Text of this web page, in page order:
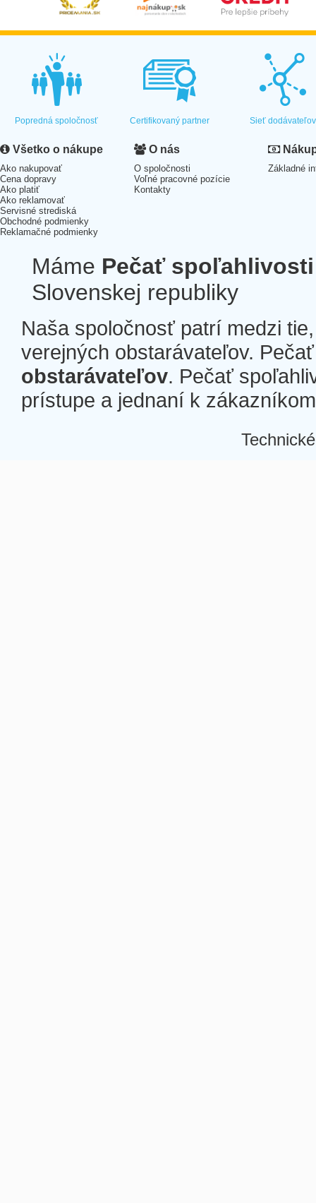
Popredná spoločnosť Certifikovaný partner Sieť dodávateľov
Všetko o nákupe
Ako nakupovať
Cena dopravy
Ako platiť
Ako reklamovať
Servisné strediská
Obchodné podmienky
Reklamačné podmienky
O nás
O spoločnosti
Voľné pracovné pozície
Kontakty
Základné
Máme Pečať spoľahlivosti
Slovenskej republiky
Naša spoločnosť patrí medzi
verejných obstarávateľov.
obstarávateľov. Pečať
prístupe a jednaní k